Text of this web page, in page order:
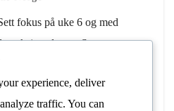
fokus på uke 6 og med
aksjonsdagen. Start
så snart som mulig.
ved tidligere…
experience, deliver
traffic. You can